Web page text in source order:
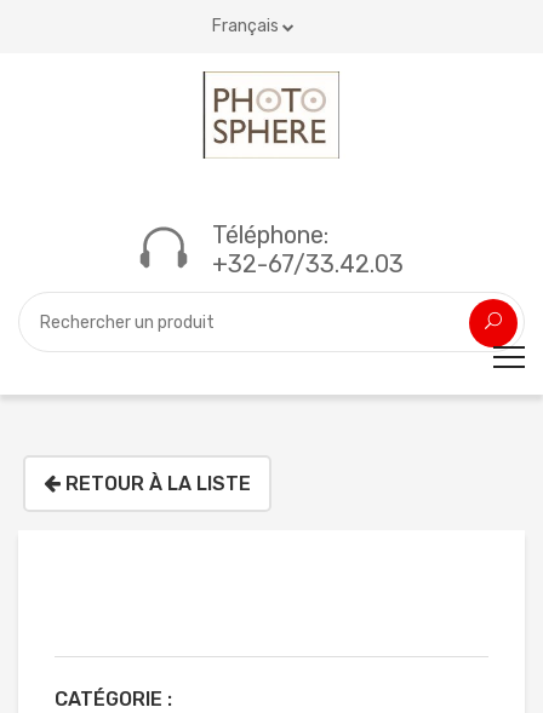
Français
Téléphone:
+32-67/33.42.03
RETOUR À LA LISTE
CATÉGORIE :